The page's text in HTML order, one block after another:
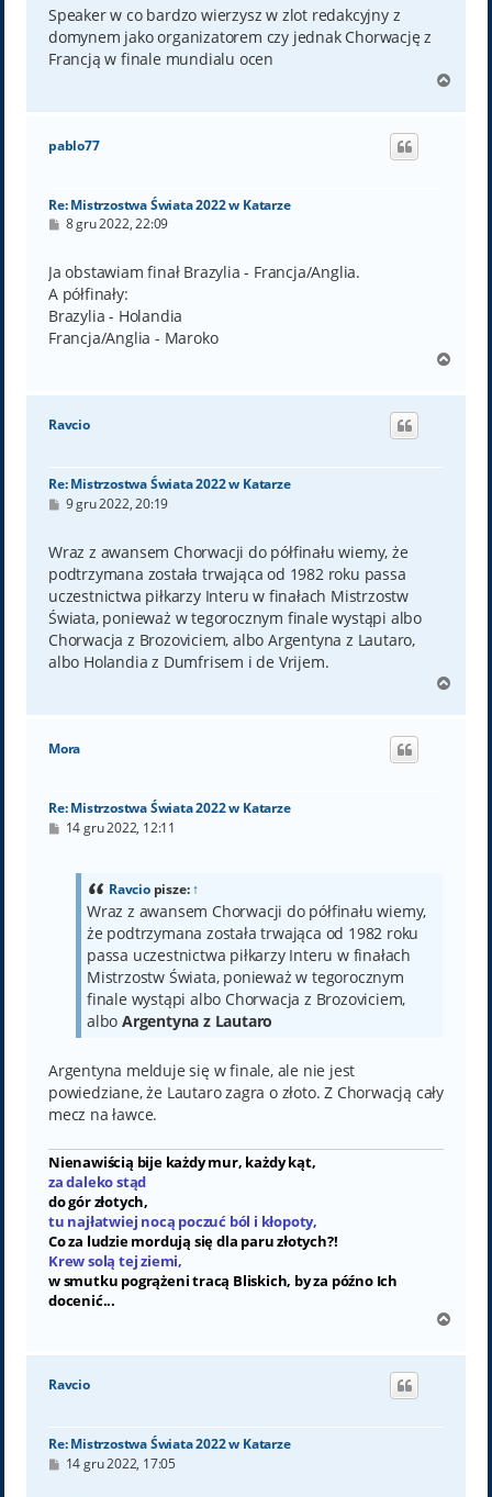
t
Speaker w co bardzo wierzysz w zlot redakcyjny z
domynem jako organizatorem czy jednak Chorwację z
Francją w finale mundialu ocen
g
pablo77
Re: Mistrzostwa Świata 2022 w Katarze
P
t
8 gru 2022, 22:09
Ja obstawiam finał Brazylia - Francja/Anglia.
A półfinały:
Brazylia - Holandia
Francja/Anglia - Maroko
g
Ravcio
Re: Mistrzostwa Świata 2022 w Katarze
P
t
9 gru 2022, 20:19
Wraz z awansem Chorwacji do półfinału wiemy, że
podtrzymana została trwająca od 1982 roku passa
uczestnictwa piłkarzy Interu w finałach Mistrzostw
Świata, ponieważ w tegorocznym finale wystąpi albo
Chorwacja z Brozoviciem, albo Argentyna z Lautaro,
albo Holandia z Dumfrisem i de Vrijem.
g
Mora
Re: Mistrzostwa Świata 2022 w Katarze
P14 gru 2022, 12:11
Ravciopisze:↑
Wraz z awansem Chorwacji do półfinału wiemy,
że podtrzymana została trwająca od 1982 roku
passa uczestnictwa piłkarzy Interu w finałach
Mistrzostw Świata, ponieważ w tegorocznym
finale wystąpi albo Chorwacja z Brozoviciem,
albo Argentyna z Lautaro
Argentyna melduje się w finale, ale nie jest
powiedziane, że Lautaro zagra o złoto. Z Chorwacją cały
mecz na ławce.
Nienawiścią bije każdy mur, każdy kąt,
za daleko stąd
do gór złotych,
tu najłatwiej nocą poczuć ból i kłopoty,
Co za ludzie mordują się dla paru złotych?!
Krew solą tej ziemi,
w smutku pogrążeni tracą Bliskich, by za późno Ich
docenić...
g
Ravcio
Re: Mistrzostwa Świata 2022 w Katarze
P14 gru 2022, 17:05